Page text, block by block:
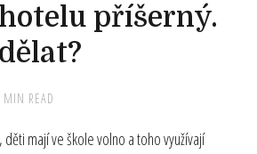
příšerný.
MIN READ
mají ve škole volno a toho využívají